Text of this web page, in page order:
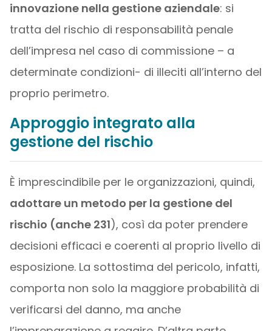
innovazione nella gestione aziendale: si
tratta del rischio di responsabilità penale
dell’impresa nel caso di commissione – a
determinate condizioni- di illeciti all’interno del
proprio perimetro.
Approggio integrato alla
gestione del rischio
È imprescindibile per le organizzazioni, quindi,
adottare un metodo per la gestione del
rischio (anche 231), così da poter prendere
decisioni efficaci e coerenti al proprio livello di
esposizione. La sottostima del pericolo, infatti,
comporta non solo la maggiore probabilità di
verificarsi del danno, ma anche